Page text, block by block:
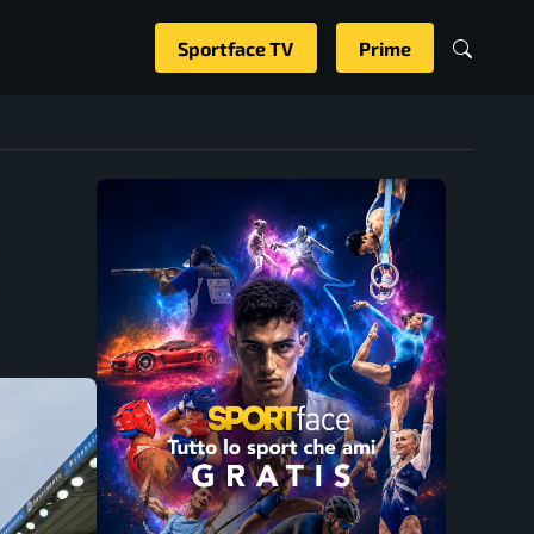
Sportface TV Prime